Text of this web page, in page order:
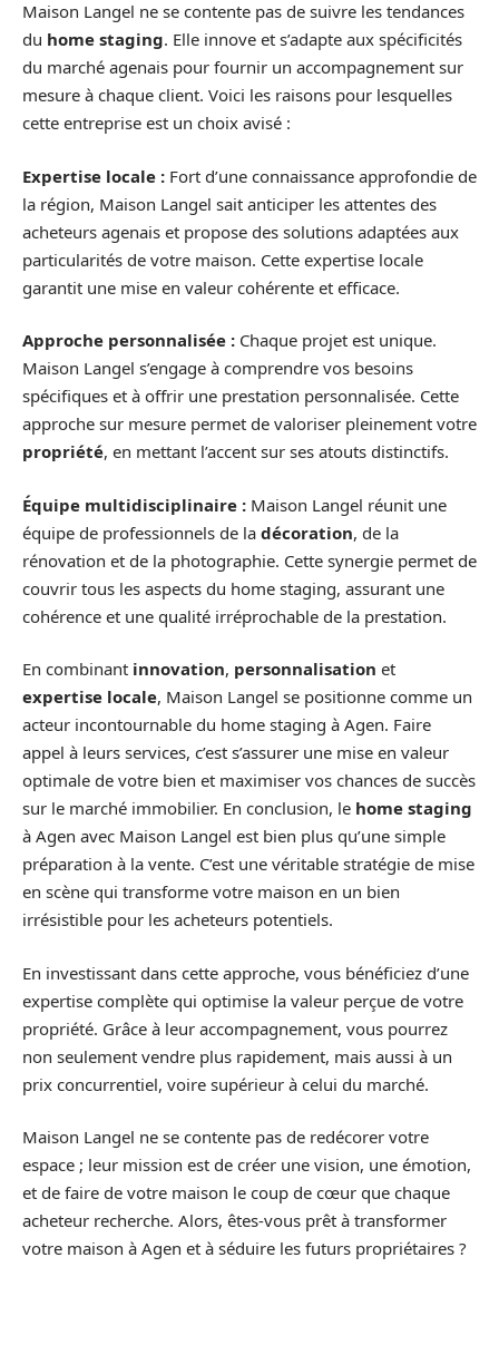
Maison Langel ne se contente pas de suivre les tendances
du home staging. Elle innove et s’adapte aux spécificités
du marché agenais pour fournir un accompagnement sur
mesure à chaque client. Voici les raisons pour lesquelles
cette entreprise est un choix avisé :
Expertise locale : Fort d’une connaissance approfondie de
la région, Maison Langel sait anticiper les attentes des
acheteurs agenais et propose des solutions adaptées aux
particularités de votre maison. Cette expertise locale
garantit une mise en valeur cohérente et efficace.
Approche personnalisée : Chaque projet est unique.
Maison Langel s’engage à comprendre vos besoins
spécifiques et à offrir une prestation personnalisée. Cette
approche sur mesure permet de valoriser pleinement votre
propriété, en mettant l’accent sur ses atouts distinctifs.
Équipe multidisciplinaire : Maison Langel réunit une
équipe de professionnels de la décoration, de la
rénovation et de la photographie. Cette synergie permet de
couvrir tous les aspects du home staging, assurant une
cohérence et une qualité irréprochable de la prestation.
En combinant innovation, personnalisation et
expertise locale, Maison Langel se positionne comme un
acteur incontournable du home staging à Agen. Faire
appel à leurs services, c’est s’assurer une mise en valeur
optimale de votre bien et maximiser vos chances de succès
sur le marché immobilier. En conclusion, le home staging
à Agen avec Maison Langel est bien plus qu’une simple
préparation à la vente. C’est une véritable stratégie de mise
en scène qui transforme votre maison en un bien
irrésistible pour les acheteurs potentiels.
En investissant dans cette approche, vous bénéficiez d’une
expertise complète qui optimise la valeur perçue de votre
propriété. Grâce à leur accompagnement, vous pourrez
non seulement vendre plus rapidement, mais aussi à un
prix concurrentiel, voire supérieur à celui du marché.
Maison Langel ne se contente pas de redécorer votre
espace ; leur mission est de créer une vision, une émotion,
et de faire de votre maison le coup de cœur que chaque
acheteur recherche. Alors, êtes-vous prêt à transformer
votre maison à Agen et à séduire les futurs propriétaires ?